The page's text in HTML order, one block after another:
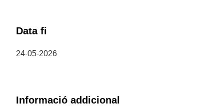
Data fi
24-05-2026
Informació addicional